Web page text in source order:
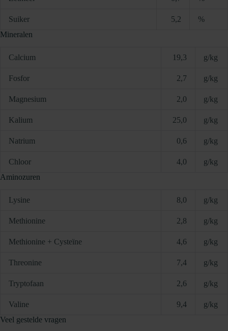
Suiker 5,2
%
Mineralen
Calcium 19,3 g/kg
Fosfor 2,7 g/kg
Magnesium 2,0 g/kg
Kalium 25,0 g/kg
Natrium 0,6 g/kg
Chloor 4,0
g/kg
Aminozuren
Lysine 8,0 g/kg
Methionine 2,8 g/kg
Methionine + Cysteïne 4,6 g/kg
Threonine 7,4 g/kg
Tryptofaan 2,6 g/kg
Valine 9,4
g/kg
Veel gestelde vragen